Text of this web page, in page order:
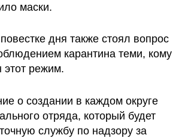
маски.
дня также стоял вопрос
карантина теми, кому
этот режим.
о создании в каждом округе
отряда, который будет
службу по надзору за